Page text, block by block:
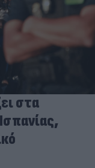
στα